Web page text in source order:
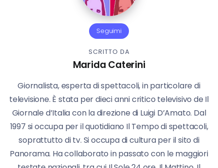
Seguimi
SCRITTO DA
Marida Caterini
Giornalista, esperta di spettacoli, in particolare di
televisione. È stata per dieci anni critico televisivo de Il
Giornale d’Italia con la direzione di Luigi D’Amato. Dal
1997 si occupa per il quotidiano Il Tempo di spettacoli,
soprattutto di tv. Si occupa di cultura per il sito di
Panorama. Ha collaborato in passato con le maggiori